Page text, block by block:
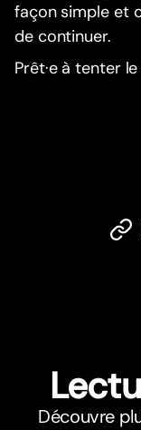
façon simple et
de continuer.
Prêt·e à tenter
Découvre